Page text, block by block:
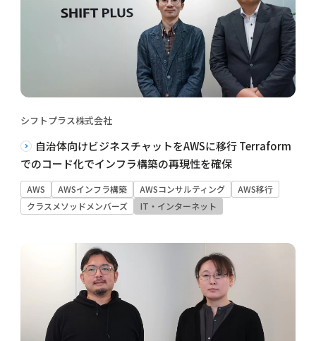
シフトプラス株式会社
自治体向けビジネスチャットをAWSに移行 Terraform
でのコード化でインフラ構築の再現性を確保
AWS AWSインフラ構築 AWSコンサルティング
AWS移行
クラスメソッドメンバーズ
IT・インターネット